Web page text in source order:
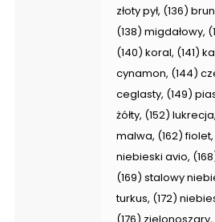
złoty pył, (136)
(138) migdałowy,
(140) koral, (141)
cynamon, (144)
ceglasty, (149)
żółty, (152)
malwa, (162)
niebieski avio,
(169) stalowy
turkus, (172)